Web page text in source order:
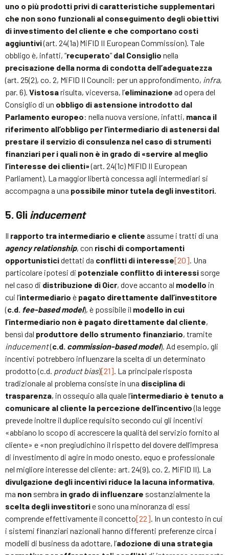
uno o più prodotti privi di caratteristiche supplementari
che non sono funzionali al conseguimento degli obiettivi
di investimento del cliente e che comportano costi
aggiuntivi(art. 24(1a) MiFID II European Commission). Tale
obbligo è, infatti, “recuperato” dal Consiglio nella
precisazione della norma di condotta dell’adeguatezza
(art. 25(2), co. 2, MiFID II Council: per un approfondimento, infra,
par. 6). Vistosarisulta, viceversa, l’eliminazione ad opera del
Consiglio di un obbligo di astensione introdotto dal
Parlamento europeo: nella nuova versione, infatti, manca il
riferimento all’obbligo per l’intermediario di astenersi dal
prestare il servizio di consulenza nel caso di strumenti
finanziari per i quali non è in grado di «servire al meglio
l’interesse dei clienti»(art. 24(1c) MiFID II European
Parliament). La maggior libertà concessa agli intermediari si
accompagna a una possibile minor tutela degli investitori.
5. Gli inducement
Il rapporto tra intermediario e cliente assume i tratti di una
agency relationship, con rischi di comportamenti
opportunisticidettati da conflitti di interesse[20]. Una
particolare ipotesi di potenziale conflitto di interessi sorge
nel caso di distribuzione di Oicr, dove accanto al modello in
cui l’intermediario è pagato direttamente dall’investitore
(c.d. fee-based model), è possibile il modello in cui
l’intermediario non è pagato direttamente dal cliente,
bensì dal produttore dello strumento finanziario, tramite
inducement(c.d. commission-based model). Ad esempio, gli
incentivi potrebbero influenzare la scelta di un determinato
prodotto (c.d. product bias)[21]. La principale risposta
tradizionale al problema consiste in una disciplina di
trasparenza, in ossequio alla quale l’intermediario è tenuto a
comunicare al cliente la percezione dell’incentivo(la legge
prevede inoltre il duplice requisito secondo cui gli incentivi
«abbiano lo scopo di accrescere la qualità del servizio fornito al
cliente» e «non pregiudichino il rispetto del dovere dell’impresa
di investimento di agire in modo onesto, equo e professionale
nel migliore interesse del cliente: art. 24(9), co. 2, MiFID II). La
divulgazione degli incentivi riduce la lacuna informativa,
ma non sembra in grado di influenzare sostanzialmente la
scelta degli investitorie sono una minoranza di essi
comprende effettivamente il concetto[22]. In un contesto in cui
i sistemi finanziari nazionali hanno differenti preferenze circa i
modelli di business da adottare, l’adozione di una strategia